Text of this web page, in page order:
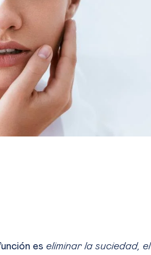
es eliminar la suciedad, el